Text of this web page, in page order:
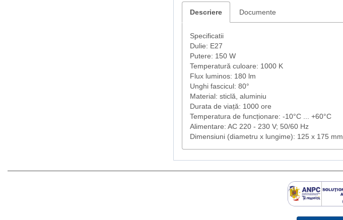
Descriere Documente
Specificatii
Dulie: E27
Putere: 150 W
Temperatură culoare: 1000 K
Flux luminos: 180 lm
Unghi fascicul: 80°
Material: sticlă, aluminiu
Durata de viață: 1000 ore
Temperatura de funcționare: -10°C ... +60°C
Alimentare: AC 220 - 230 V; 50/60 Hz
Dimensiuni (diametru x lungime): 125 x 175 mm